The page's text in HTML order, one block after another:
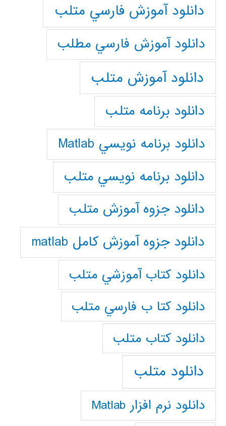
دانلود آموزش فارسي متلب
دانلود آموزش فارسي مطلب
دانلود آموزش متلب
دانلود برنامه متلب
دانلود برنامه نويسي Matlab
دانلود برنامه نويسي متلب
دانلود جزوه آموزش متلب
دانلود جزوه آموزش کامل matlab
دانلود كتاب آموزشي متلب
دانلود كتا ب فارسي متلب
دانلود كتاب متلب
دانلود متلب
دانلود نرم افزار Matlab